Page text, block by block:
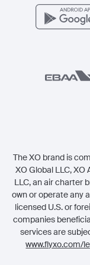
The XO brand is
XO Global LLC, XO
LLC, an air charter
own or operate any
licensed U.S. or
companies
services are
www.flyxo.com/